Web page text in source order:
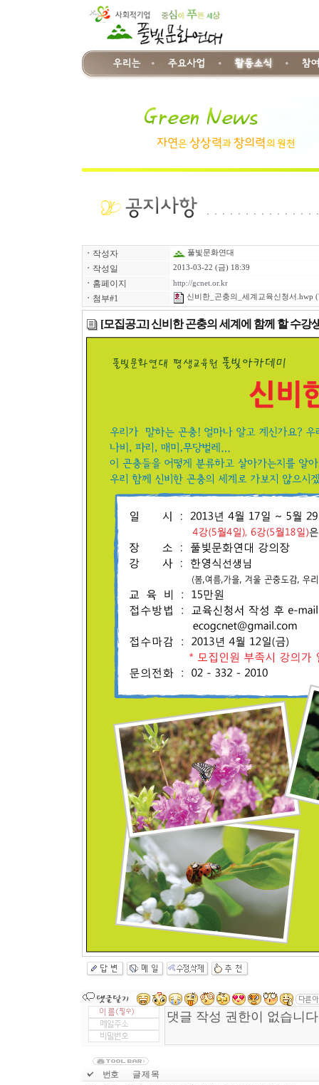
ㆍ 작성자 풀빛문화연대
ㆍ 작성일 2013-03-22 (금) 18:39
ㆍ 홈페이지 http://gcnet.or.kr
ㆍ 첨부#1 신비한_곤충의_세계교육신청서.hwp
[모집공고] 신비한 곤충의 세계에 함께 할 수강
번호 글 제 목